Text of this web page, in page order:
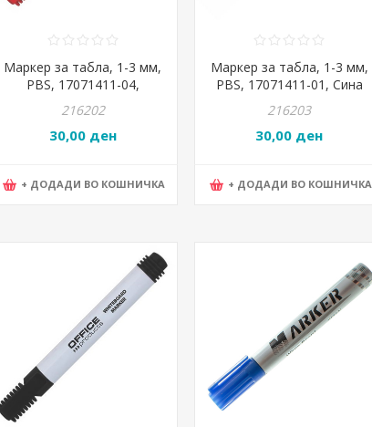
Маркер за табла, 1-3 мм,
PBS, 17071411-04,
Црвена
216202
30,00 ден
+ ДОДАДИ ВО КОШНИЧКА
Маркер за табла, 1-3 мм,
PBS, 17071411-01, Сина
216203
30,00 ден
+ ДОДАДИ ВО КОШНИЧКА